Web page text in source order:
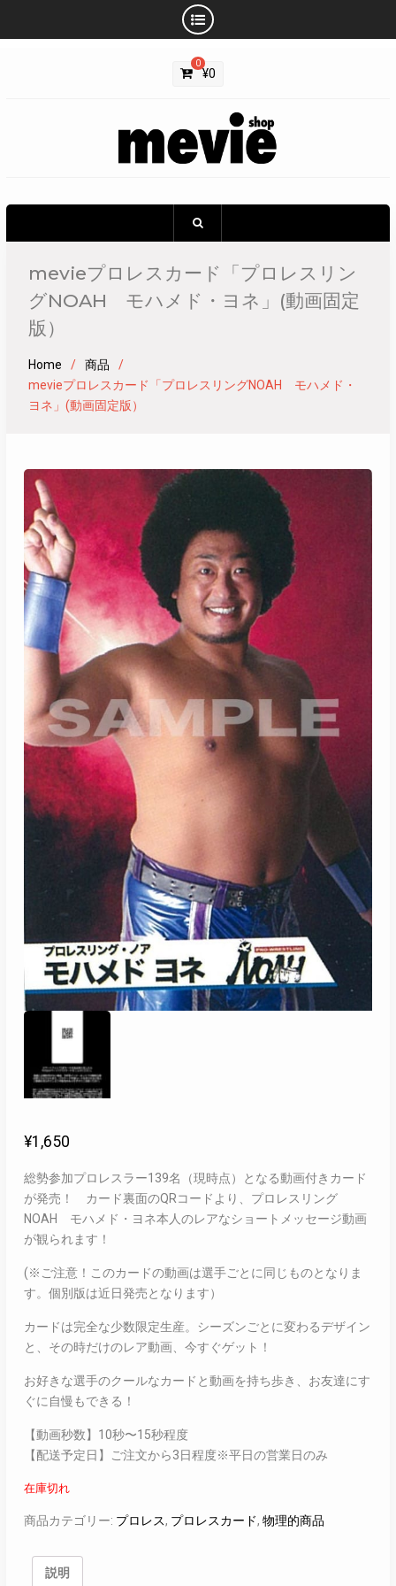
0
¥0
mevieプロレスカード「プロレスリン
グNOAH モハメド・ヨネ」(動画固定
版）
Home
商品
mevieプロレスカード「プロレスリングNOAH モハメド・
ヨネ」(動画固定版）
¥1,650
総勢参加プロレスラー139名（現時点）となる動画付きカード
が発売！ カード裏面のQRコードより、プロレスリング
NOAH モハメド・ヨネ本人のレアなショートメッセージ動画
が観られます！
(※ご注意！このカードの動画は選手ごとに同じものとなりま
す。個別版は近日発売となります）
カードは完全な少数限定生産。シーズンごとに変わるデザイン
と、その時だけのレア動画、今すぐゲット！
お好きな選手のクールなカードと動画を持ち歩き、お友達にす
ぐに自慢もできる！
【動画秒数】10秒〜15秒程度
【配送予定日】ご注文から3日程度※平日の営業日のみ
在庫切れ
商品カテゴリー: プロレス, プロレスカード, 物理的商品
説明